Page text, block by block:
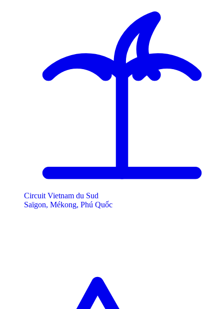
Circuit Vietnam du Sud
Saïgon, Mékong, Phú Quốc